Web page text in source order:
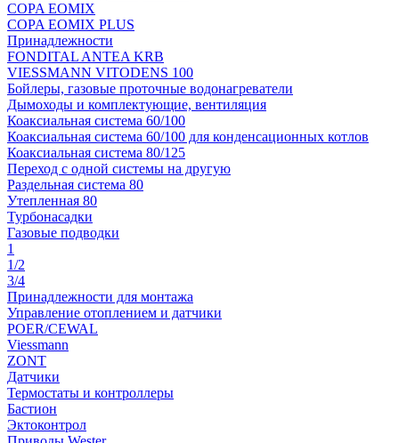
COPA EOMIX
COPA EOMIX PLUS
Принадлежности
FONDITAL ANTEA KRB
VIESSMANN VITODENS 100
Бойлеры, газовые проточные водонагреватели
Дымоходы и комплектующие, вентиляция
Коаксиальная система 60/100
Коаксиальная система 60/100 для конденсационных котлов
Коаксиальная система 80/125
Переход с одной системы на другую
Раздельная система 80
Утепленная 80
Турбонасадки
Газовые подводки
1
1/2
3/4
Принадлежности для монтажа
Управление отоплением и датчики
POER/CEWAL
Viessmann
ZONT
Датчики
Термостаты и контроллеры
Бастион
Эктоконтрол